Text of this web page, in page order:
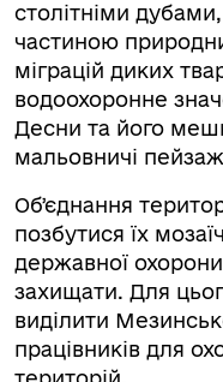
столітніми
частиною
міграцій диких
водоохоронне
Десни та його
мальовничі
Обʼєднання
позбутися їх
державної
захищати. Для
виділити
працівників для